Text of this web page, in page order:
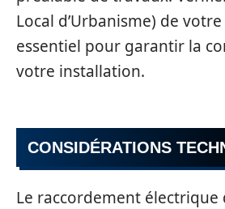
Local d’Urbanisme) de
essentiel pour garantir la
votre installation.
CONSIDÉRATIONS
Le raccordement